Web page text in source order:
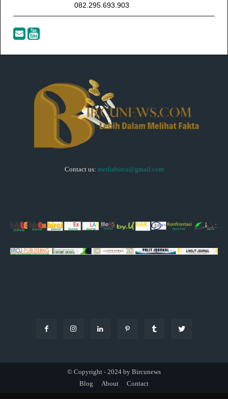
082.295.693.903
Contact us: mediabircu@gmail.com
© Copyright - 2024 by Bircunews
Blog
About Contact